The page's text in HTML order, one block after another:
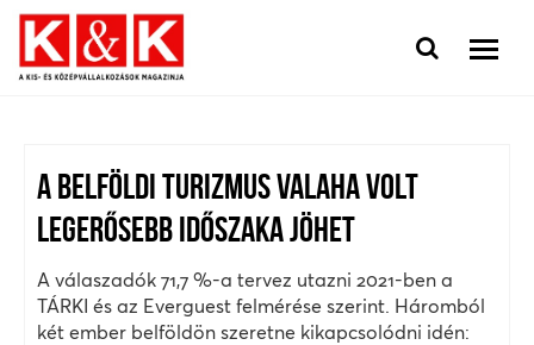
A BELFÖLDI TURIZMUS VALAHA VOLT
LEGERŐSEBB IDŐSZAKA JÖHET
A válaszadók 71,7 %-a tervez utazni 2021-ben a
TÁRKI és az Everguest felmérése szerint. Háromból
két ember belföldön szeretne kikapcsolódni idén: